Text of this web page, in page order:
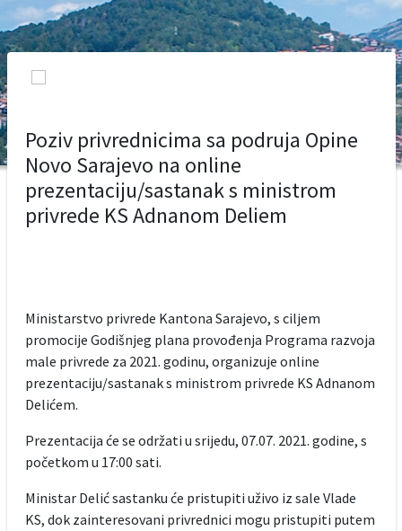
Poziv privrednicima sa podruja Opine
Novo Sarajevo na online
prezentaciju/sastanak s ministrom
privrede KS Adnanom Deliem
Ministarstvo privrede Kantona Sarajevo, s ciljem
promocije Godišnjeg plana provođenja Programa razvoja
male privrede za 2021. godinu, organizuje online
prezentaciju/sastanak s ministrom privrede KS Adnanom
Delićem.
Prezentacija će se održati u srijedu, 07.07. 2021. godine, s
početkom u 17:00 sati.
Ministar Delić sastanku će pristupiti uživo iz sale Vlade
KS, dok zainteresovani privrednici mogu pristupiti putem